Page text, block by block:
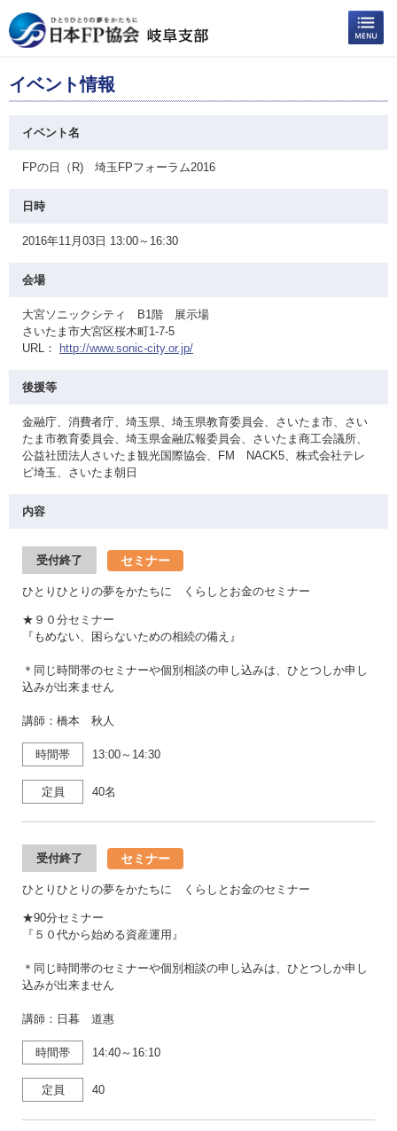
イベント情報
イベント名
FPの日（R) 埼玉FPフォーラム2016
日時
2016年11月03日 13:00～16:30
会場
大宮ソニックシティ B1階 展示場
さいたま市大宮区桜木町1-7-5
URL：
http://www.sonic-city.or.jp/
後援等
金融庁、消費者庁、埼玉県、埼玉県教育委員会、さいたま市、さい
たま市教育委員会、埼玉県金融広報委員会、さいたま商工会議所、
公益社団法人さいたま観光国際協会、FM NACK5、株式会社テレ
ビ埼玉、さいたま朝日
内容
受付終了 セミナー
ひとりひとりの夢をかたちに くらしとお金のセミナー
★９０分セミナー
『もめない、困らないための相続の備え』
＊同じ時間帯のセミナーや個別相談の申し込みは、ひとつしか申し
込みが出来ません
講師：橋本 秋人
時間帯 13:00～14:30
定員 40名
受付終了 セミナー
ひとりひとりの夢をかたちに くらしとお金のセミナー
★90分セミナー
『５０代から始める資産運用』
＊同じ時間帯のセミナーや個別相談の申し込みは、ひとつしか申し
込みが出来ません
講師：日暮 道惠
時間帯 14:40～16:10
定員 40